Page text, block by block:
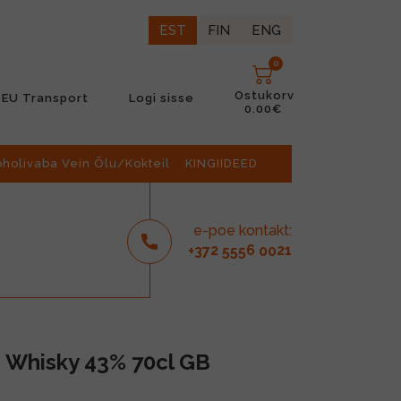
EST FIN ENG
EU Transport Logi sisse
0
Ostukorv
0.00€
Vein Õlu/Kokteil KINGIIDEED
e-poe kontakt:
+372 5556 0021
43% 70cl GB